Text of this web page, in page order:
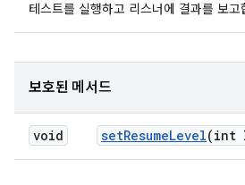
테스트를 실행하고 리스너에 결과를 보고
보호된 메서드
void setResumeLevel(int